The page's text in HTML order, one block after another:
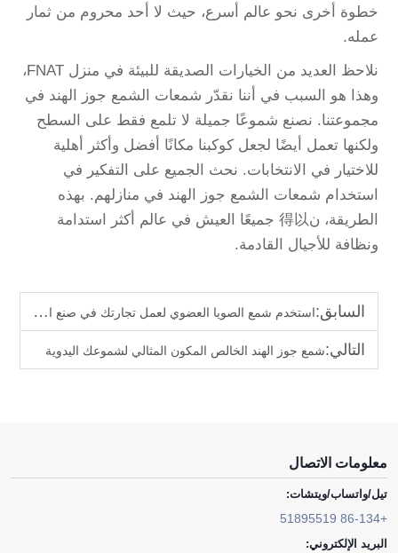
خطوة أخرى نحو عالم أسرع، حيث لا أحد محروم من ثمار
عمله.
نلاحظ العديد من الخيارات الصديقة للبيئة في منزل FNAT،
وهذا هو السبب في أننا نقدّر شمعات الشمع جوز الهند في
مجموعتنا. نصنع شموعًا جميلة لا تلمع فقط على السطح
ولكنها تعمل أيضًا لجعل كوكبنا مكانًا أفضل وأكثر أهلية
للاختيار في الانتخابات. نحث الجميع على التفكير في
استخدام شمعات الشمع جوز الهند في منازلهم. بهذه
الطريقة، ن得以 جميعًا العيش في عالم أكثر استدامة
ونظافة للأجيال القادمة.
السابق:استخدم شمع الصويا العضوي لعمل تجارتك في صنع الشموع
التالي:شمع جوز الهند الخالص المكون المثالي لشموعك اليدوية
معلومات الاتصال
تيل/واتساب/ويتشات:
+86-134 51895519
البريد الإلكتروني: